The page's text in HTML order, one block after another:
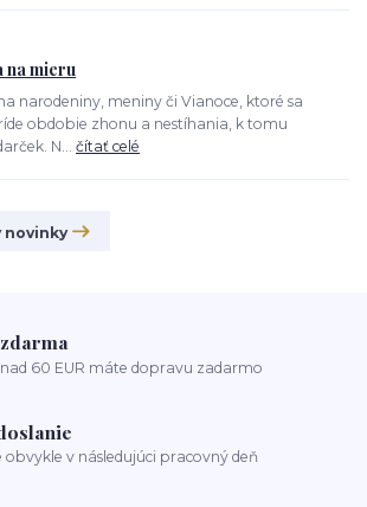
na mieru
narodeniny, meniny či Vianoce, ktoré sa
obdobie zhonu a nestíhania, k tomu
N... čítať celé
novinky
60 EUR máte dopravu zadarmo
obvykle v následujúci pracovný deň